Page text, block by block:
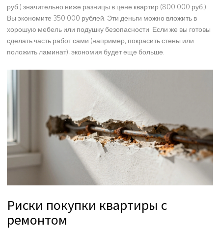
руб.) значительно ниже разницы в цене квартир (800 000 руб.).
Вы экономите 350 000 рублей. Эти деньги можно вложить в
хорошую мебель или подушку безопасности. Если же вы готовы
сделать часть работ сами (например, покрасить стены или
положить ламинат), экономия будет еще больше.
Риски покупки квартиры с
ремонтом